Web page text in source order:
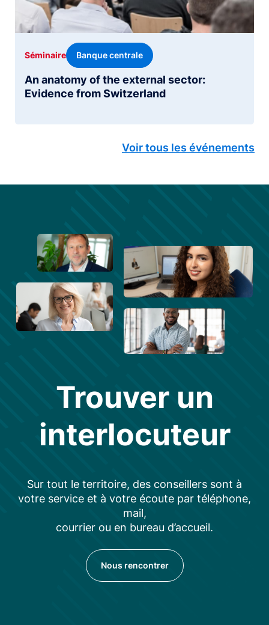
An anatomy of the external sector:
Evidence from Switzerland
Séminaire Banque centrale
Voir tous les événements
Trouver un
interlocuteur
Sur tout le territoire, des conseillers sont à
votre service et à votre écoute par téléphone,
mail,
courrier ou en bureau d’accueil.
Nous rencontrer